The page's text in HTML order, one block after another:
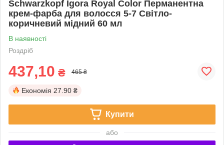
Schwarzkopf Igora Royal Color Перманентна
крем-фарба для волосся 5-7 Світло-
коричневий мiдний 60 мл
В наявності
Роздріб
437,10 ₴ 465 ₴
Економія 27.90 ₴
Купити
або